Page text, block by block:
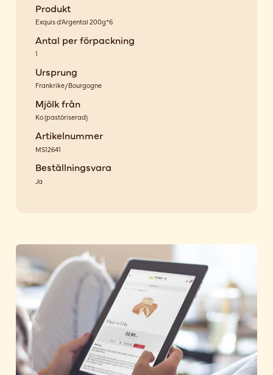
Produkt
Exquis d'Argental 200g*6
Antal per förpackning
1
Ursprung
Frankrike/Bourgogne
Mjölk från
Ko(pastöriserad)
Artikelnummer
MS12641
Beställningsvara
Ja